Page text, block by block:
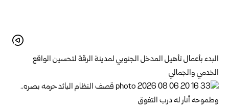
البدء بأعمال تأهيل المدخل الجنوبي لمدينة الرقة لتحسين الواقع
الخدمي والجمالي